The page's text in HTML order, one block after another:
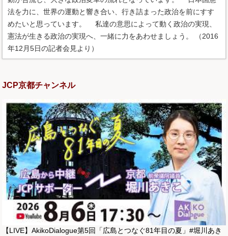
法を力に、世界の運動と響き合い、行き詰まった政治を前にすす
めたいと思っています。 私達の意思によって動く政治の実現、
憲法が生きる政治の実現へ、一緒に力をあわせましょう。 （2016
年12月5日の記者会見より）
JCP京都チャンネル
【LIVE】AkikoDialogue第5回「広島とつなぐ81年目の夏」#堀川あき